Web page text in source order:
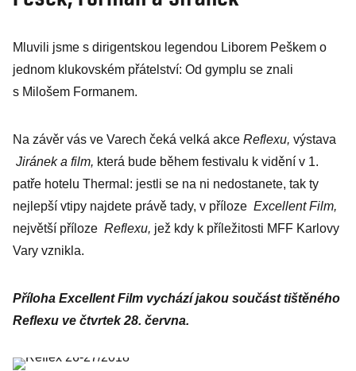
Mluvili jsme s dirigentskou legendou Liborem Peškem o
jednom klukovském přátelství: Od gymplu se znali
s Milošem Formanem.
Na závěr vás ve Varech čeká velká akce Reflexu, výstava
Jiránek a film, která bude během festivalu k vidění v 1.
patře hotelu Thermal: jestli se na ni nedostanete, tak ty
nejlepší vtipy najdete právě tady, v příloze Excellent Film,
největší příloze Reflexu, jež kdy k příležitosti MFF Karlovy
Vary vznikla.
Příloha Excellent Film vychází jakou součást tištěného
Reflexu ve čtvrtek 28. června.